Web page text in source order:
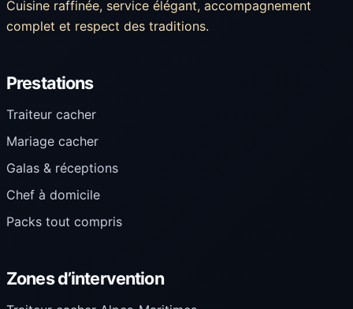
Cuisine raffinée, service élégant, accompagnement
complet et respect des traditions.
Prestations
Traiteur cacher
Mariage cacher
Galas & réceptions
Chef à domicile
Packs tout compris
Zones d’intervention